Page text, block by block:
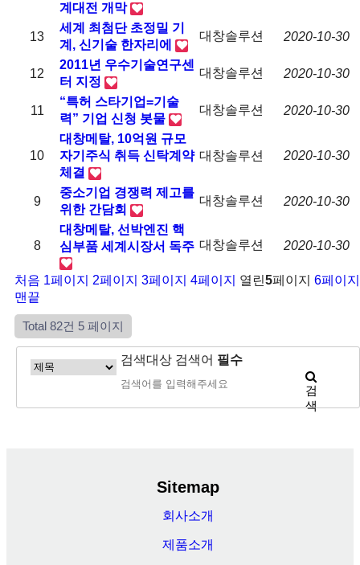
계대전 개막
13
세계 최첨단 초정밀 기
계, 신기술 한자리에
대창솔루션 2020-10-30
12
2011년 우수기술연구센
터 지정
대창솔루션 2020-10-30
11
“특허 스타기업=기술
력” 기업 신청 봇물
대창솔루션 2020-10-30
10
대창메탈, 10억원 규모
자기주식 취득 신탁계약
체결
대창솔루션 2020-10-30
9
중소기업 경쟁력 제고를
위한 간담회
대창솔루션 2020-10-30
8
대창메탈, 선박엔진 핵
심부품 세계시장서 독주 대창솔루션 2020-10-30
처음 1페이지 2페이지 3페이지 4페이지 열린5페이지 6페이지
맨끝
Total 82건 5 페이지
검색대상 검색어 필수
검
색
Sitemap
회사소개
제품소개